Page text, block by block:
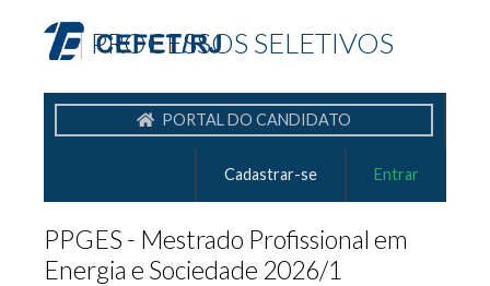
| PROCESSOS SELETIVOS
PORTAL DO CANDIDATO
Entrar
Cadastrar-se
PPGES - Mestrado Profissional em
Energia e Sociedade 2026/1